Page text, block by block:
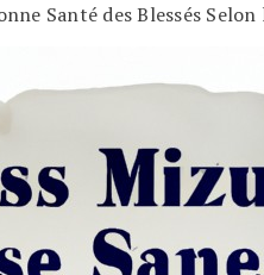
Santé des Blessés